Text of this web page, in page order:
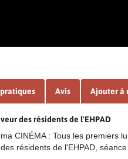
Avis Ajouter à
des résidents de l'EHPAD
CINÉMA : Tous les premiers
résidents de l'EHPAD,